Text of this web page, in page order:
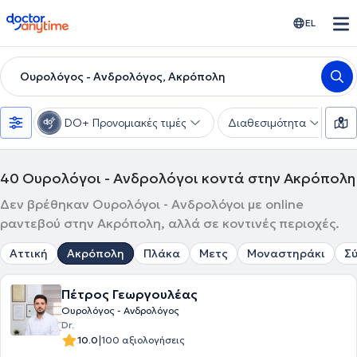
doctoranytime EL
Ουρολόγος - Ανδρολόγος, Ακρόπολη
DO+ Προνομιακές τιμές Διαθεσιμότητα
40 Ουρολόγοι - Ανδρολόγοι κοντά στην Ακρόπολη
Δεν βρέθηκαν Ουρολόγοι - Ανδρολόγοι με online
ραντεβού στην Ακρόπολη, αλλά σε κοντινές περιοχές.
Αττική Ακρόπολη Πλάκα Μετς Μοναστηράκι
Πέτρος Γεωργουλέας
Ουρολόγος - Ανδρολόγος
Dr.
10.0|100 αξιολογήσεις